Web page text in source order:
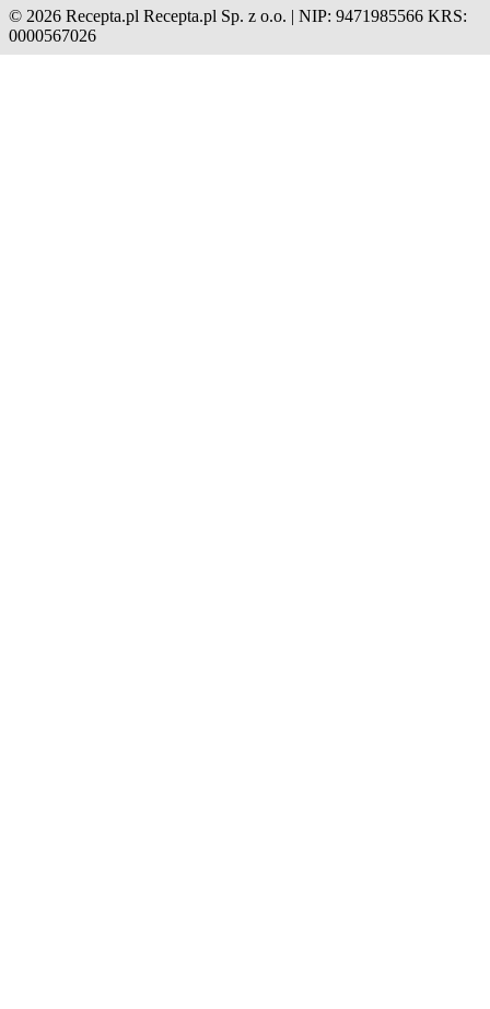
© 2026 Recepta.pl Recepta.pl Sp. z o.o. | NIP: 9471985566 KRS:
0000567026